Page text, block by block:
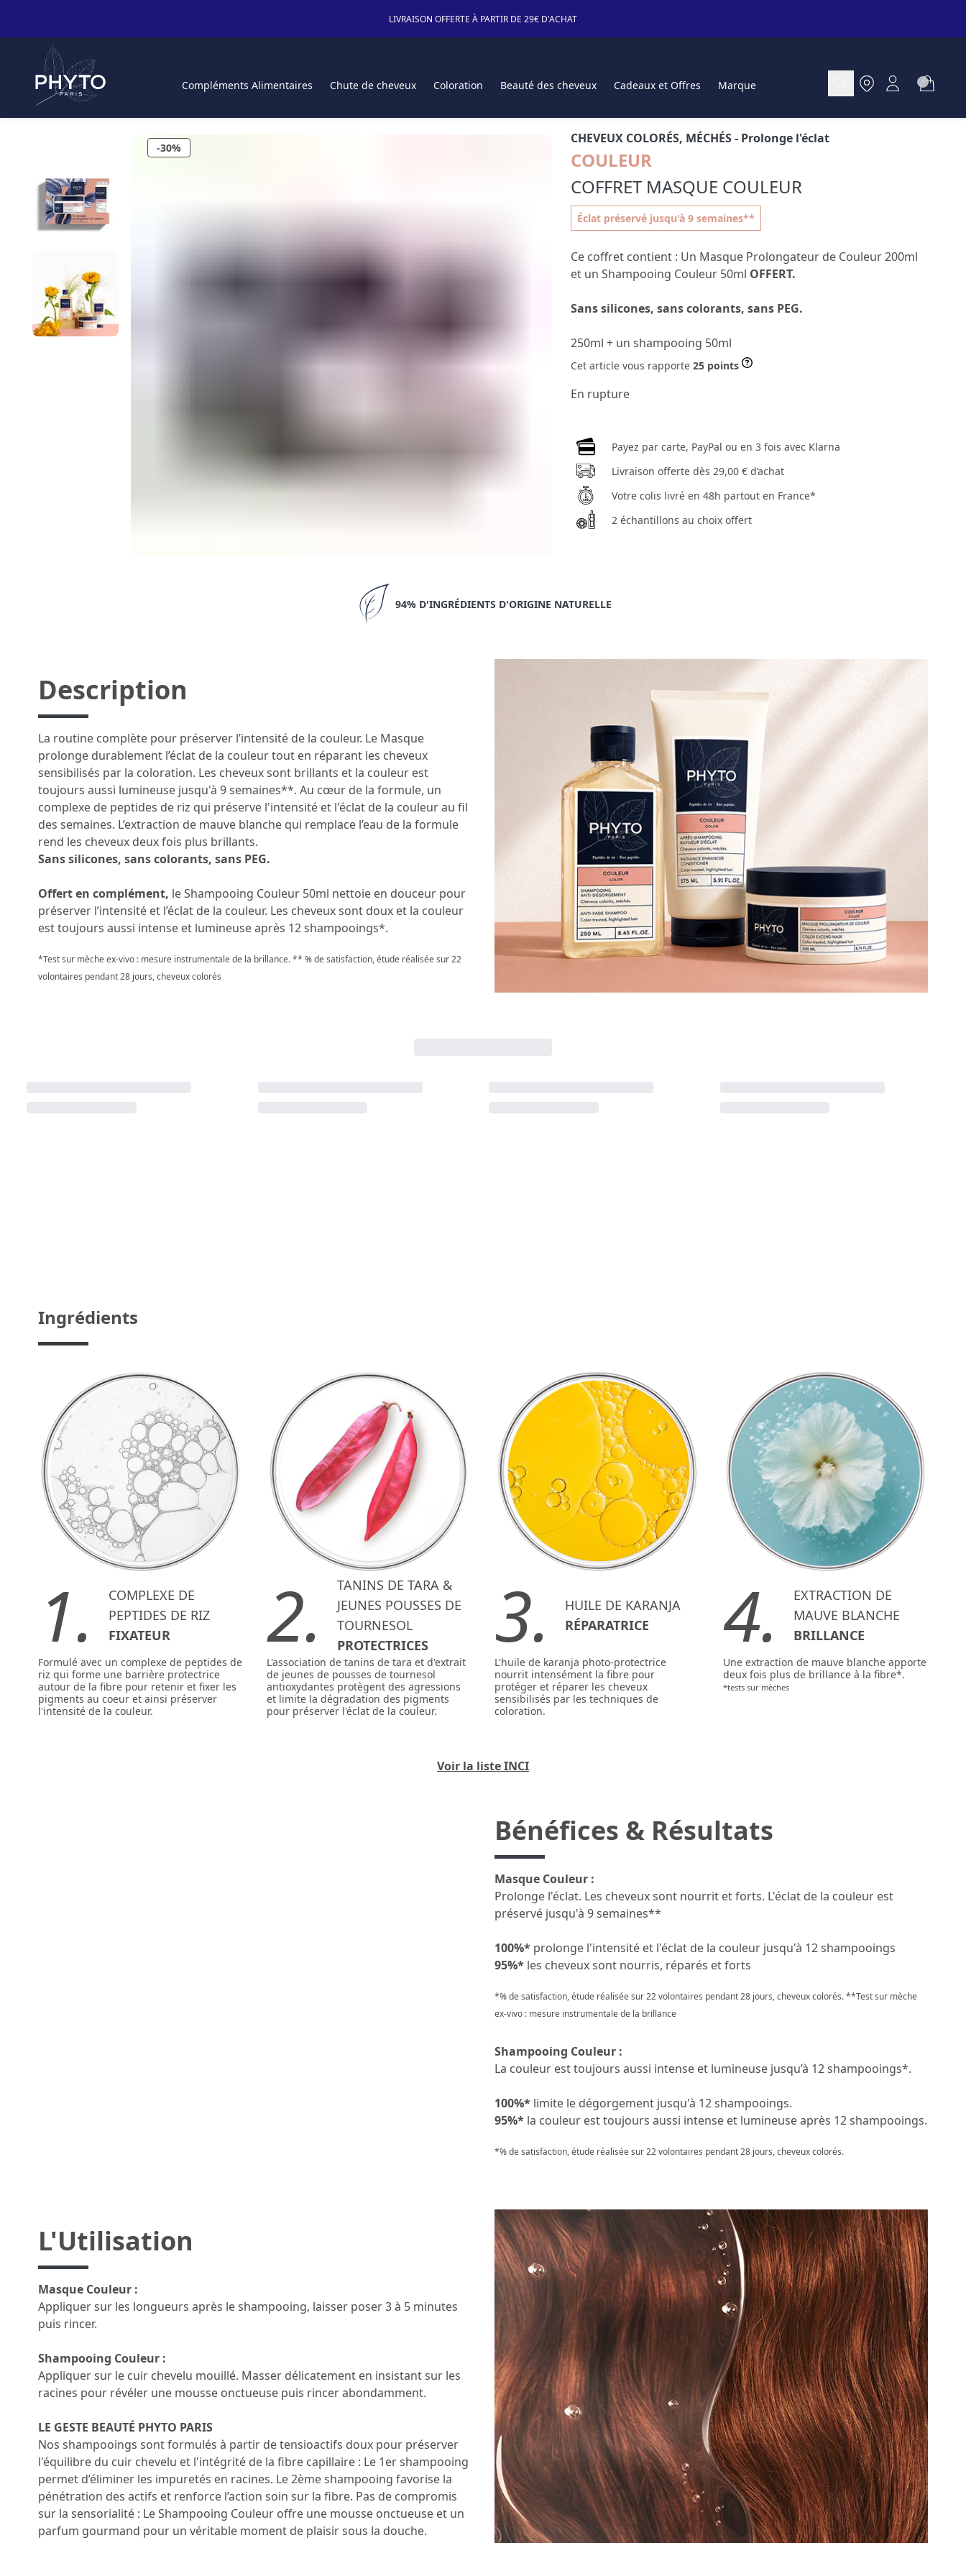
LIVRAISON OFFERTE À PARTIR DE 29€ D'ACHAT
Compléments Alimentaires Chute de cheveux Coloration Beauté des cheveux Cadeaux et Offres Marque
-30%
CHEVEUX COLORÉS, MÉCHÉS- Prolonge l'éclat
COULEUR
COFFRET MASQUE COULEUR
Éclat préservé jusqu'à 9 semaines**
Ce coffret contient : Un Masque Prolongateur de Couleur 200ml
et un Shampooing Couleur 50ml OFFERT.
Sans silicones, sans colorants, sans PEG.
250ml + un shampooing 50ml
Cet article vous rapporte 25 points
En rupture
Payez par carte, PayPal ou en 3 fois avec Klarna
Livraison offerte dès 29,00 € d’achat
Votre colis livré en 48h partout en France*
2 échantillons au choix offert
94% D'INGRÉDIENTS D'ORIGINE NATURELLE
Description
La routine complète pour préserver l’intensité de la couleur. Le Masque
prolonge durablement l’éclat de la couleur tout en réparant les cheveux
sensibilisés par la coloration. Les cheveux sont brillants et la couleur est
toujours aussi lumineuse jusqu'à 9 semaines**. Au cœur de la formule, un
complexe de peptides de riz qui préserve l'intensité et l'éclat de la couleur au fil
des semaines. L’extraction de mauve blanche qui remplace l’eau de la formule
rend les cheveux deux fois plus brillants.
Sans silicones, sans colorants, sans PEG.
Offert en complément, le Shampooing Couleur 50ml nettoie en douceur pour
préserver l’intensité et l’éclat de la couleur. Les cheveux sont doux et la couleur
est toujours aussi intense et lumineuse après 12 shampooings*.
*Test sur mèche ex-vivo : mesure instrumentale de la brillance. ** % de satisfaction, étude réalisée sur 22
volontaires pendant 28 jours, cheveux colorés
Ingrédients
1.
COMPLEXE DE
PEPTIDES DE RIZ
FIXATEUR
Formulé avec un complexe de peptides de
riz qui forme une barrière protectrice
autour de la fibre pour retenir et fixer les
pigments au coeur et ainsi préserver
l'intensité de la couleur.
2.
TANINS DE TARA &
JEUNES POUSSES DE
TOURNESOL
PROTECTRICES
L'association de tanins de tara et d'extrait
de jeunes de pousses de tournesol
antioxydantes protègent des agressions
et limite la dégradation des pigments
pour préserver l'éclat de la couleur.
3.
HUILE DE KARANJA
RÉPARATRICE
L'huile de karanja photo-protectrice
nourrit intensément la fibre pour
protéger et réparer les cheveux
sensibilisés par les techniques de
coloration.
4.
EXTRACTION DE
MAUVE BLANCHE
BRILLANCE
Une extraction de mauve blanche apporte
deux fois plus de brillance à la fibre*.
*tests sur mèches
Voir la liste INCI
Bénéfices & Résultats
Masque Couleur :
Prolonge l'éclat. Les cheveux sont nourrit et forts. L'éclat de la couleur est
préservé jusqu'à 9 semaines**
100%* prolonge l'intensité et l'éclat de la couleur jusqu'à 12 shampooings
95%* les cheveux sont nourris, réparés et forts
*% de satisfaction, étude réalisée sur 22 volontaires pendant 28 jours, cheveux colorés. **Test sur mèche
ex-vivo : mesure instrumentale de la brillance
Shampooing Couleur :
La couleur est toujours aussi intense et lumineuse jusqu’à 12 shampooings*.
100%* limite le dégorgement jusqu'à 12 shampooings.
95%* la couleur est toujours aussi intense et lumineuse après 12 shampooings.
*% de satisfaction, étude réalisée sur 22 volontaires pendant 28 jours, cheveux colorés.
L'Utilisation
Masque Couleur :
Appliquer sur les longueurs après le shampooing, laisser poser 3 à 5 minutes
puis rincer.
Shampooing Couleur :
Appliquer sur le cuir chevelu mouillé. Masser délicatement en insistant sur les
racines pour révéler une mousse onctueuse puis rincer abondamment.
LE GESTE BEAUTÉ PHYTO PARIS
Nos shampooings sont formulés à partir de tensioactifs doux pour préserver
l'équilibre du cuir chevelu et l'intégrité de la fibre capillaire : Le 1er shampooing
permet d’éliminer les impuretés en racines. Le 2ème shampooing favorise la
pénétration des actifs et renforce l’action soin sur la fibre. Pas de compromis
sur la sensorialité : Le Shampooing Couleur offre une mousse onctueuse et un
parfum gourmand pour un véritable moment de plaisir sous la douche.